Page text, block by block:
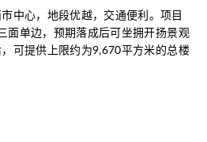
中心，地段优越，交通便利。项目
面单边，预期落成后可坐拥开扬景观
可提供上限约为9,670平方米的总楼